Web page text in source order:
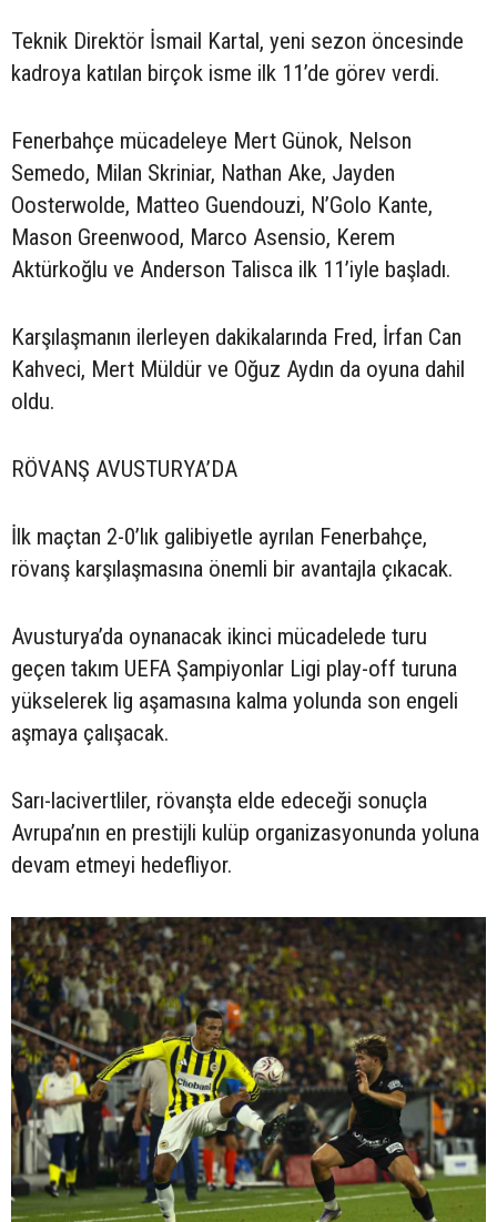
Teknik Direktör İsmail Kartal, yeni sezon öncesinde
kadroya katılan birçok isme ilk 11’de görev verdi.
Fenerbahçe mücadeleye Mert Günok, Nelson
Semedo, Milan Skriniar, Nathan Ake, Jayden
Oosterwolde, Matteo Guendouzi, N’Golo Kante,
Mason Greenwood, Marco Asensio, Kerem
Aktürkoğlu ve Anderson Talisca ilk 11’iyle başladı.
Karşılaşmanın ilerleyen dakikalarında Fred, İrfan Can
Kahveci, Mert Müldür ve Oğuz Aydın da oyuna dahil
oldu.
RÖVANŞ AVUSTURYA’DA
İlk maçtan 2-0’lık galibiyetle ayrılan Fenerbahçe,
rövanş karşılaşmasına önemli bir avantajla çıkacak.
Avusturya’da oynanacak ikinci mücadelede turu
geçen takım UEFA Şampiyonlar Ligi play-off turuna
yükselerek lig aşamasına kalma yolunda son engeli
aşmaya çalışacak.
Sarı-lacivertliler, rövanşta elde edeceği sonuçla
Avrupa’nın en prestijli kulüp organizasyonunda yoluna
devam etmeyi hedefliyor.